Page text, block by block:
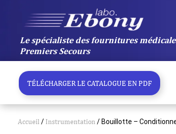
Le spécialiste des fournitures
Premiers Secours
TÉLÉCHARGER LE CATALOGUE EN PDF
Accueil / Instrumentation / Bouillotte –